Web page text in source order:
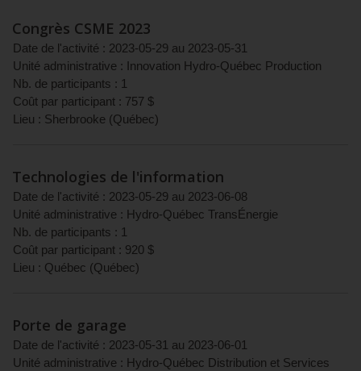
Congrès CSME 2023
Date de l'activité : 2023-05-29 au 2023-05-31
Unité administrative :
Innovation Hydro-Québec Production
Nb. de participants : 1
Coût par participant : 757 $
Lieu : Sherbrooke (Québec)
Technologies de l'information
Date de l'activité : 2023-05-29 au 2023-06-08
Unité administrative : Hydro-Québec TransÉnergie
Nb. de participants : 1
Coût par participant : 920 $
Lieu : Québec (Québec)
Porte de garage
Date de l'activité : 2023-05-31 au 2023-06-01
Unité administrative : Hydro-Québec Distribution et Services